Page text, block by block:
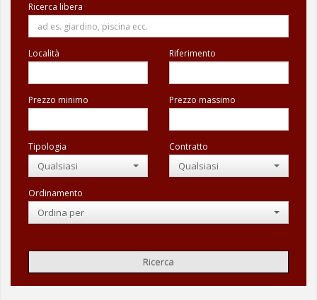
Ricerca libera
Località Riferimento
Prezzo minimo Prezzo massimo
Tipologia
Qualsiasi
Contratto
Qualsiasi
Ordinamento
Ordina per